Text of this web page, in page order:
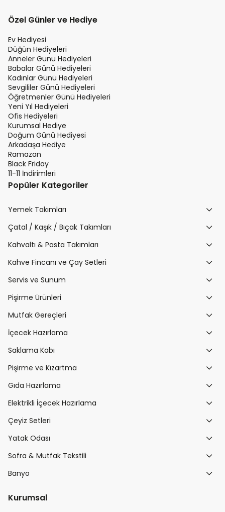
Özel Günler ve Hediye
Ev Hediyesi
Düğün Hediyeleri
Anneler Günü Hediyeleri
Babalar Günü Hediyeleri
Kadınlar Günü Hediyeleri
Sevgililer Günü Hediyeleri
Öğretmenler Günü Hediyeleri
Yeni Yıl Hediyeleri
Ofis Hediyeleri
Kurumsal Hediye
Doğum Günü Hediyesi
Arkadaşa Hediye
Ramazan
Black Friday
11-11 İndirimleri
Popüler Kategoriler
Yemek Takımları
Çatal / Kaşık / Bıçak Takımları
Kahvaltı & Pasta Takımları
Kahve Fincanı ve Çay Setleri
Servis ve Sunum
Pişirme Ürünleri
Mutfak Gereçleri
İçecek Hazırlama
Saklama Kabı
Pişirme ve Kızartma
Gıda Hazırlama
Elektrikli İçecek Hazırlama
Çeyiz Setleri
Yatak Odası
Sofra & Mutfak Tekstili
Banyo
Kurumsal